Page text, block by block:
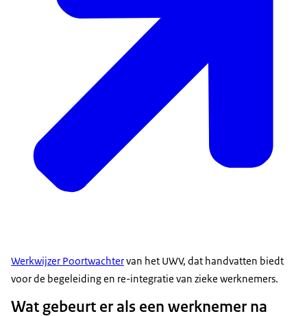
Werkwijzer Poortwachtervan het UWV, dat handvatten biedt
voor de begeleiding en re-integratie van zieke werknemers.
Wat gebeurt er als een werknemer na